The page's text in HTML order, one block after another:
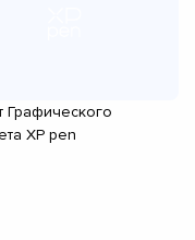
Графического
XP pen